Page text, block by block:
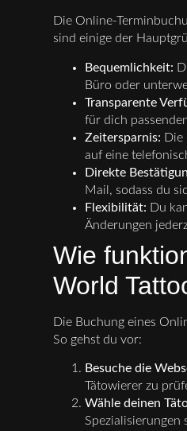
Die Online-
sind einige der
Bequemlichkeit:
Büro oder
Transparente
für dich
Zeitersparnis: Die
auf eine
Direkte
Mail, sodass du
Flexibilität: Du
Änderungen
Wie
World
Die Buchung eines
So gehst du vor:
Besuche die
Tätowierer zu
Wähle deinen
Spezialisierungen